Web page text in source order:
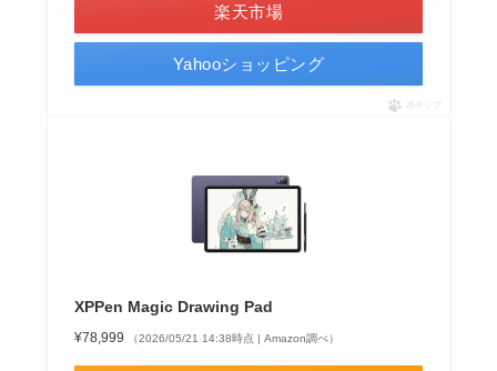
楽天市場
Yahooショッピング
ポチップ
XPPen Magic Drawing Pad
¥78,999 （2026/05/21 14:38時点 | Amazon調べ）